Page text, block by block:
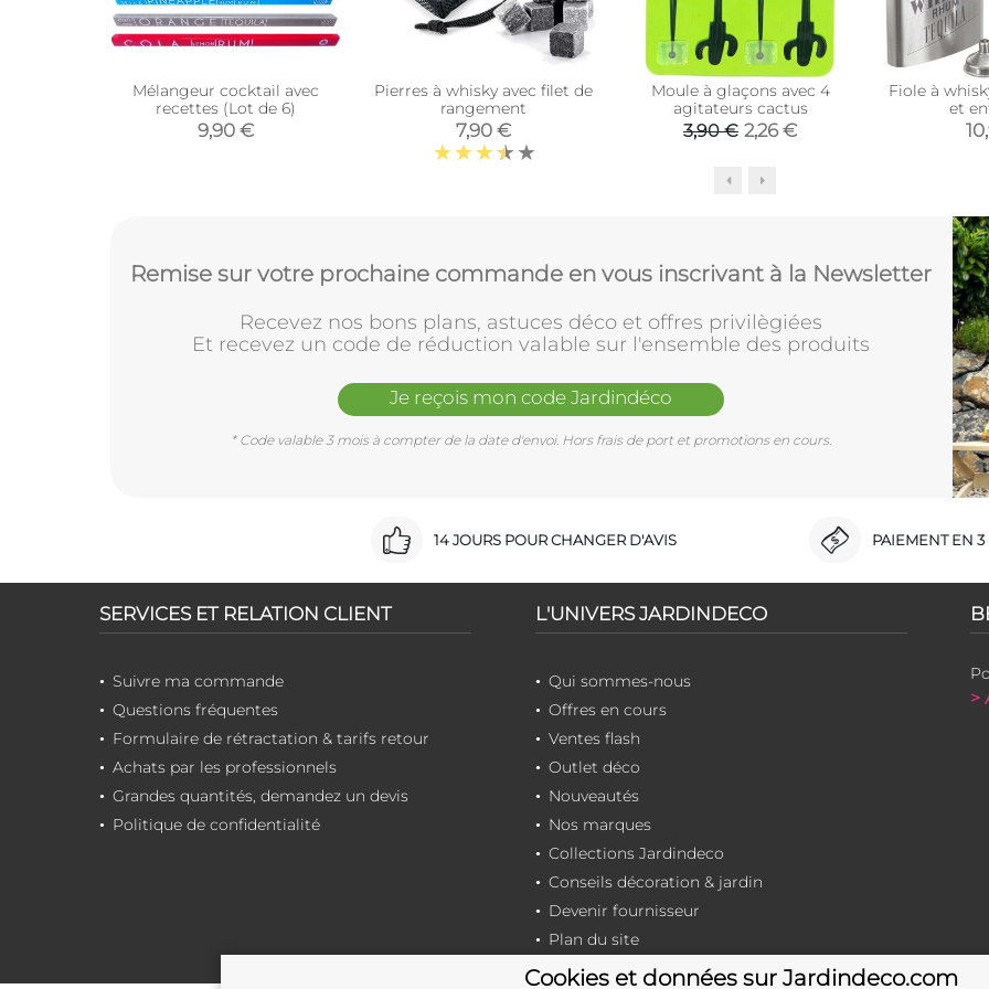
Mélangeur cocktail avec
recettes (Lot de 6)
9,90 €
Pierres à whisky avec filet de
rangement
7,90 €
Moule à glaçons avec 4
agitateurs cactus
3,90 € 2,26 €
Fiole à
et
Remise sur votre prochaine commande en vous inscrivant à la Newsletter
Recevez nos bons plans, astuces déco et offres privilègiées
Et recevez un code de réduction valable sur l'ensemble des produits
Je reçois mon code Jardindéco
* Code valable 3 mois à compter de la date d'envoi. Hors frais de port et promotions en cours.
14 JOURS POUR CHANGER D'AVIS PAIEMENT EN 3
SERVICES ET RELATION CLIENT
Suivre ma commande
Questions fréquentes
Formulaire de rétractation & tarifs retour
Achats par les professionnels
Grandes quantités, demandez un devis
Politique de confidentialité
L'UNIVERS JARDINDECO
Qui sommes-nous
Offres en cours
Ventes flash
Outlet déco
Nouveautés
Nos marques
Collections Jardindeco
Conseils décoration & jardin
Devenir fournisseur
Plan du site
>
Cookies et données sur Jardindeco.com